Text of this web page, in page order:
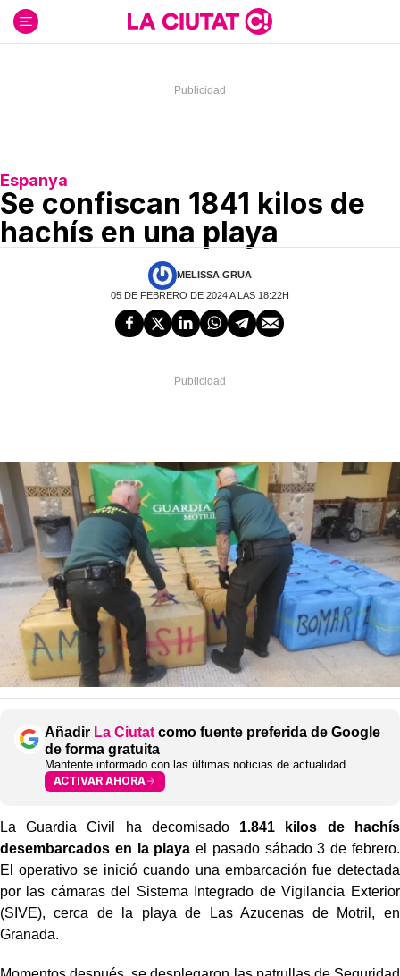
contenido
Espanya
Se confiscan 1841 kilos de
hachís en una playa
MELISSA GRUA
05 DE FEBRERO DE 2024 A LAS 18:22H
Añadir La Ciutat como fuente preferida de Google
de forma gratuita
Mantente informado con las últimas noticias de actualidad
ACTIVAR AHORA
La Guardia Civil ha decomisado 1.841 kilos de hachís
desembarcados en la playa el pasado sábado 3 de febrero.
El operativo se inició cuando una embarcación fue detectada
por las cámaras del Sistema Integrado de Vigilancia Exterior
(SIVE), cerca de la playa de Las Azucenas de Motril, en
Granada.